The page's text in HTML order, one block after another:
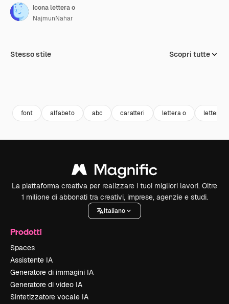
Icona lettera o
NajmunNahar
Stesso stile Scopri tutte
font alfabeto abc caratteri lettera o letterina
La piattaforma creativa per realizzare i tuoi migliori lavori. Oltre
1 milione di abbonati tra creativi, imprese, agenzie e studi.
Italiano
Prodotti
Spaces
Assistente IA
Generatore di immagini IA
Generatore di video IA
Sintetizzatore vocale IA